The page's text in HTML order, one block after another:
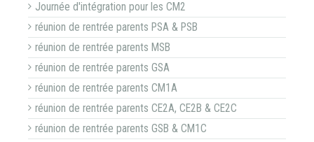
Journée d'intégration pour les CM2
réunion de rentrée parents PSA & PSB
réunion de rentrée parents MSB
réunion de rentrée parents GSA
réunion de rentrée parents CM1A
réunion de rentrée parents CE2A, CE2B & CE2C
réunion de rentrée parents GSB & CM1C